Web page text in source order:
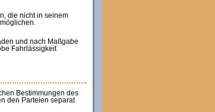
die nicht in seinem
und nach Maßgabe
Fahrlässigkeit
Bestimmungen des
den Parteien separat